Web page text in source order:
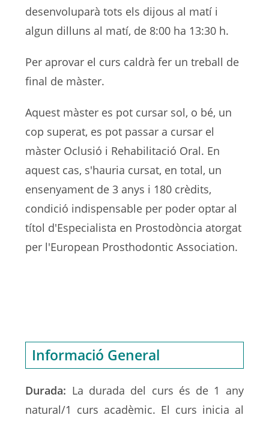
desenvoluparà tots els dijous al matí i
algun dilluns al matí, de 8:00 ha 13:30 h.
Per aprovar el curs caldrà fer un treball de
final de màster.
Aquest màster es pot cursar sol, o bé, un
cop superat, es pot passar a cursar el
màster Oclusió i Rehabilitació Oral. En
aquest cas, s'hauria cursat, en total, un
ensenyament de 3 anys i 180 crèdits,
condició indispensable per poder optar al
títol d'Especialista en Prostodòncia atorgat
per l'European Prosthodontic Association.
Informació General
Durada: La durada del curs és de 1 any
natural/1 curs acadèmic. El curs inicia al